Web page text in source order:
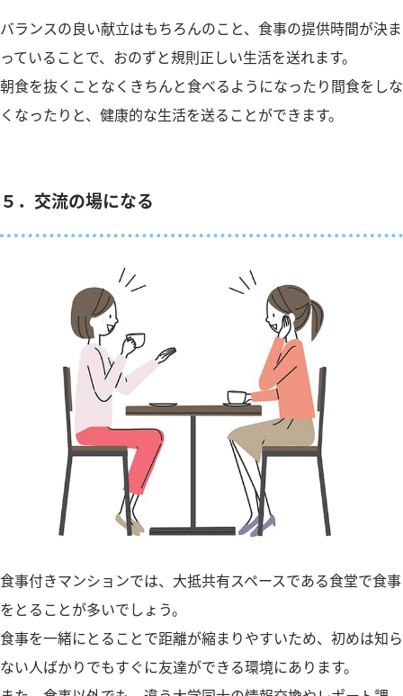
バランスの良い献立はもちろんのこと、食事の提供時間が決ま
っていることで、おのずと規則正しい生活を送れます。
朝食を抜くことなくきちんと食べるようになったり間食をしな
くなったりと、健康的な生活を送ることができます。
５．交流の場になる
食事付きマンションでは、大抵共有スペースである食堂で食事
をとることが多いでしょう。
食事を一緒にとることで距離が縮まりやすいため、初めは知ら
ない人ばかりでもすぐに友達ができる環境にあります。